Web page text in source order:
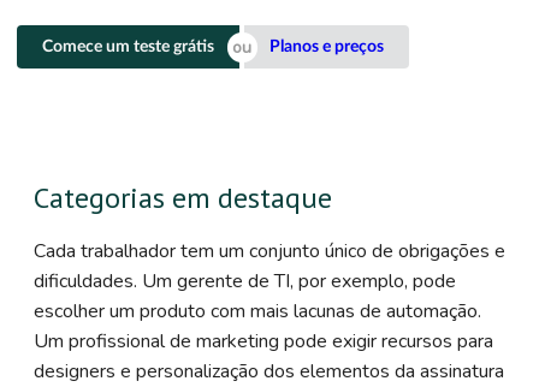
Comece um teste grátis Planos e preços
Categorias em destaque
Cada trabalhador tem um conjunto único de obrigações e
dificuldades. Um gerente de TI, por exemplo, pode
escolher um produto com mais lacunas de automação.
Um profissional de marketing pode exigir recursos para
designers e personalização dos elementos da assinatura